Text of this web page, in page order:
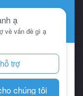
đặt